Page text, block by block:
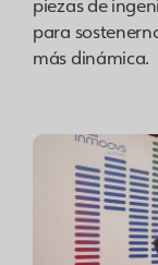
para
más dinámica.